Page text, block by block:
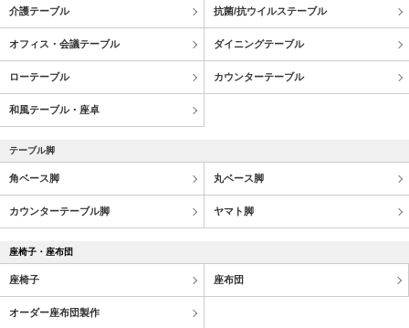
介護テーブル 抗菌/抗ウイルステーブル
オフィス・会議テーブル ダイニングテーブル
ローテーブル カウンターテーブル
和風テーブル・座卓
テーブル脚
角ベース脚 丸ベース脚
カウンターテーブル脚 ヤマト脚
座椅子・座布団
座椅子 座布団
オーダー座布団製作